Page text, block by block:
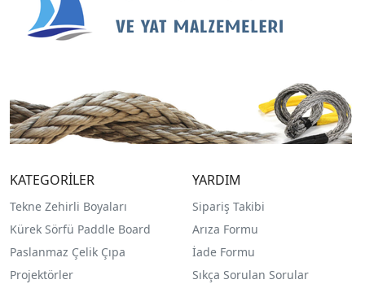
KATEGORİLER
Tekne Zehirli Boyaları
Kürek Sörfü Paddle Board
Paslanmaz Çelik Çıpa
Projektörler
YARDIM
Sipariş Takibi
Arıza Formu
İade Formu
Sıkça Sorulan Sorular